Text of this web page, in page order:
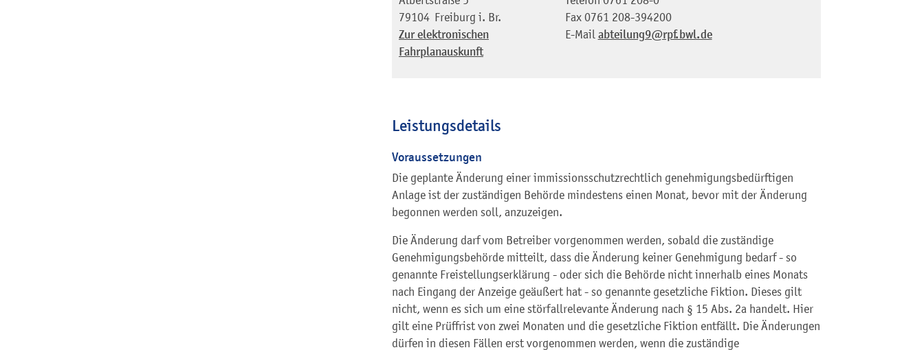
79104 Freiburg i. Br.
Zur elektronischen
Fahrplanauskunft
Fax 0761 208-394200
E-Mail abteilung9@rpf.bwl.de
Leistungsdetails
Voraussetzungen
Die geplante Änderung einer immissionsschutzrechtlich genehmigungsbedürftigen
Anlage ist der zuständigen Behörde mindestens einen Monat, bevor mit der Änderung
begonnen werden soll, anzuzeigen.
Die Änderung darf vom Betreiber vorgenommen werden, sobald die zuständige
Genehmigungsbehörde mitteilt, dass die Änderung keiner Genehmigung bedarf - so
genannte Freistellungserklärung - oder sich die Behörde nicht innerhalb eines Monats
nach Eingang der Anzeige geäußert hat - so genannte gesetzliche Fiktion. Dieses gilt
nicht, wenn es sich um eine störfallrelevante Änderung nach § 15 Abs. 2a handelt. Hier
gilt eine Prüffrist von zwei Monaten und die gesetzliche Fiktion entfällt. Die Änderungen
dürfen in diesen Fällen erst vorgenommen werden, wenn die zuständige